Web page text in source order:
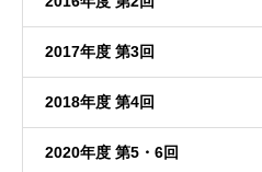
2017年度 第3回
2018年度 第4回
2020年度 第5・6回